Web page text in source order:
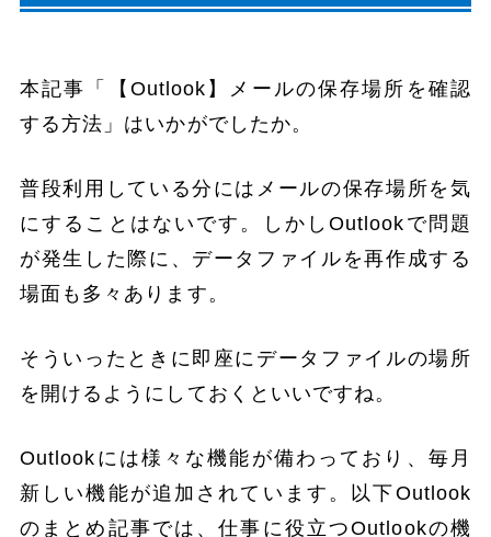
本記事「【Outlook】メールの保存場所を確認
する方法」はいかがでしたか。
普段利用している分にはメールの保存場所を気
にすることはないです。しかしOutlookで問題
が発生した際に、データファイルを再作成する
場面も多々あります。
そういったときに即座にデータファイルの場所
を開けるようにしておくといいですね。
Outlookには様々な機能が備わっており、毎月
新しい機能が追加されています。以下Outlook
のまとめ記事では、仕事に役立つOutlookの機